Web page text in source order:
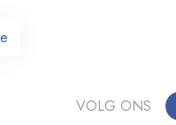
VOLG ONS